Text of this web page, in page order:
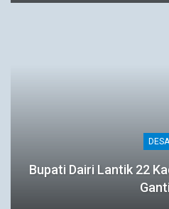
DESA
Bupati Dairi Lantik 22